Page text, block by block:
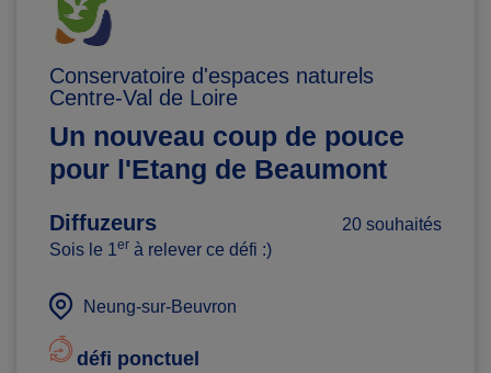
Conservatoire d'espaces naturels
Centre-Val de Loire
Un nouveau coup de pouce
pour l'Etang de Beaumont
Diffuzeurs
20 souhaités
Sois le 1er à relever ce défi :)
Neung-sur-Beuvron
défi ponctuel